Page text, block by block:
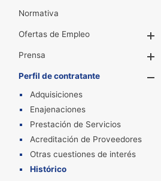
Normativa
Ofertas de Empleo
Prensa
Perfil de contratante
Adquisiciones
Enajenaciones
Prestación de Servicios
Acreditación de Proveedores
Otras cuestiones de interés
Histórico